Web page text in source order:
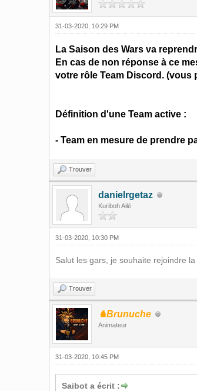
31-03-2020, 10:29 PM
La Saison des Wars va
En cas de non réponse à ce
votre rôle Team Discord. (vous
Définition d'une Team active :
- Team en mesure de prendre
Trouver
danielrgetaz
Kuriboh Ailé
31-03-2020, 10:30 PM
Salut les gars, je souhaite rejoindre
Trouver
♞Brunuche
Animateur
31-03-2020, 10:45 PM
Saibot a écrit :